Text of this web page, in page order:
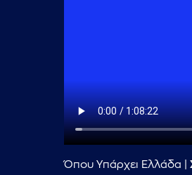
Όπου Υπάρχει Ελλάδα |